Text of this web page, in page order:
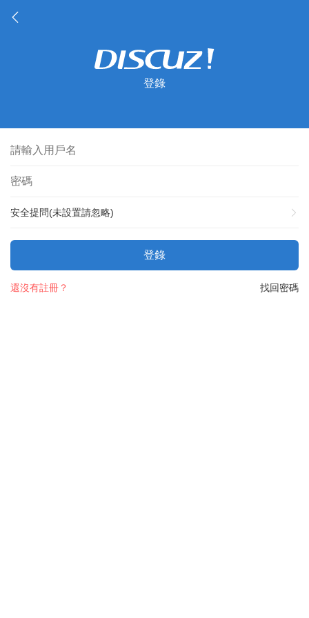
登錄
安全提問(未設置請忽略)
登錄
找回密碼
還沒有註冊？